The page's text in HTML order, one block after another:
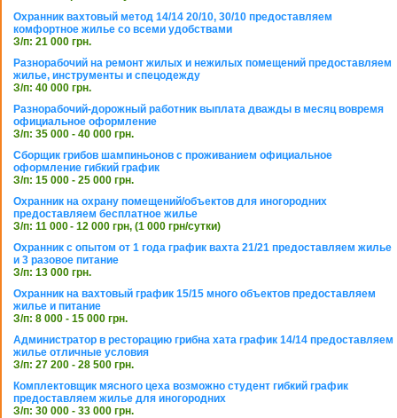
Охранник вахтовый метод 14/14 20/10, 30/10 предоставляем
комфортное жилье со всеми удобствами
З/п: 21 000 грн.
Разнорабочий на ремонт жилых и нежилых помещений предоставляем
жилье, инструменты и спецодежду
З/п: 40 000 грн.
Разнорабочий-дорожный работник выплата дважды в месяц вовремя
официальное оформление
З/п: 35 000 - 40 000 грн.
Сборщик грибов шампиньонов с проживанием официальное
оформление гибкий график
З/п: 15 000 - 25 000 грн.
Охранник на охрану помещений/объектов для иногородних
предоставляем бесплатное жилье
З/п: 11 000 - 12 000 грн, (1 000 грн/сутки)
Охранник с опытом от 1 года график вахта 21/21 предоставляем жилье
и 3 разовое питание
З/п: 13 000 грн.
Охранник на вахтовый график 15/15 много объектов предоставляем
жилье и питание
З/п: 8 000 - 15 000 грн.
Администратор в ресторацию грибна хата график 14/14 предоставляем
жилье отличные условия
З/п: 27 200 - 28 500 грн.
Комплектовщик мясного цеха возможно студент гибкий график
предоставляем жилье для иногородних
З/п: 30 000 - 33 000 грн.